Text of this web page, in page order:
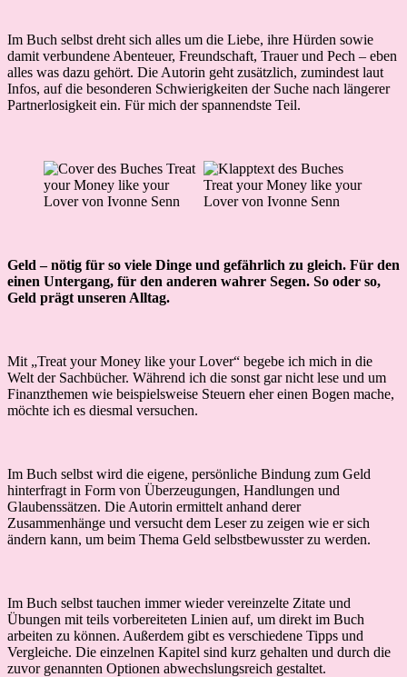
Im Buch selbst dreht sich alles um die Liebe, ihre Hürden sowie
damit verbundene Abenteuer, Freundschaft, Trauer und Pech – eben
alles was dazu gehört. Die Autorin geht zusätzlich, zumindest laut
Infos, auf die besonderen Schwierigkeiten der Suche nach längerer
Partnerlosigkeit ein. Für mich der spannendste Teil.
Geld – nötig für so viele Dinge und gefährlich zu gleich. Für den
einen Untergang, für den anderen wahrer Segen. So oder so,
Geld prägt unseren Alltag.
Mit „Treat your Money like your Lover“ begebe ich mich in die
Welt der Sachbücher. Während ich die sonst gar nicht lese und um
Finanzthemen wie beispielsweise Steuern eher einen Bogen mache,
möchte ich es diesmal versuchen.
Im Buch selbst wird die eigene, persönliche Bindung zum Geld
hinterfragt in Form von Überzeugungen, Handlungen und
Glaubenssätzen. Die Autorin ermittelt anhand derer
Zusammenhänge und versucht dem Leser zu zeigen wie er sich
ändern kann, um beim Thema Geld selbstbewusster zu werden.
Im Buch selbst tauchen immer wieder vereinzelte Zitate und
Übungen mit teils vorbereiteten Linien auf, um direkt im Buch
arbeiten zu können. Außerdem gibt es verschiedene Tipps und
Vergleiche. Die einzelnen Kapitel sind kurz gehalten und durch die
zuvor genannten Optionen abwechslungsreich gestaltet.